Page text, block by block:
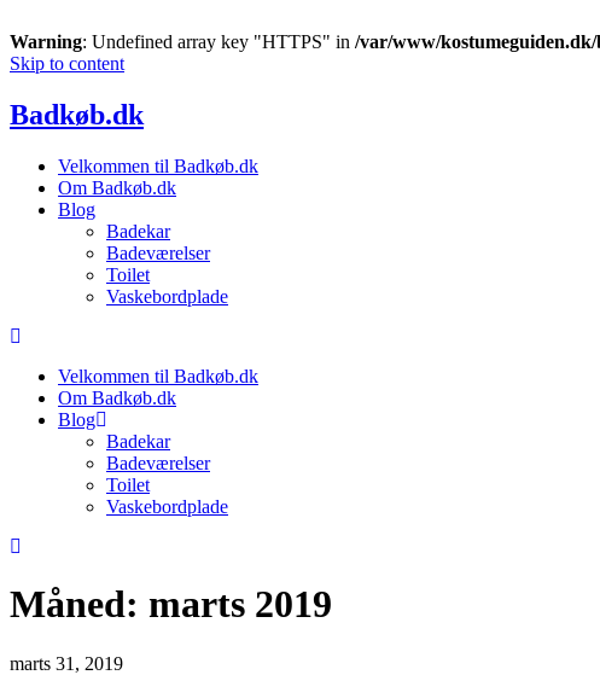
Warning: Undefined array key "HTTPS" in /var/www/
Skip to content
Badkøb.dk
Velkommen til Badkøb.dk
Om Badkøb.dk
Blog
Badekar
Badeværelser
Toilet
Vaskebordplade
Velkommen til Badkøb.dk
Om Badkøb.dk
Blog
Badekar
Badeværelser
Toilet
Vaskebordplade
Måned: marts 2019
marts 31, 2019